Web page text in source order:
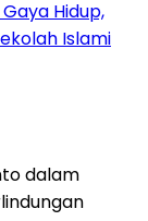
Hidup,
Islami